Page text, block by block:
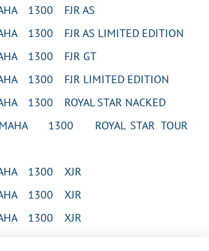
1300 FJR AS
1300 FJR AS LIMITED EDITION
1300 FJR GT
1300 FJR LIMITED EDITION
1300 ROYAL STAR NACKED
1300 ROYAL STAR TOUR
1300 XJR
1300 XJR
1300 XJR